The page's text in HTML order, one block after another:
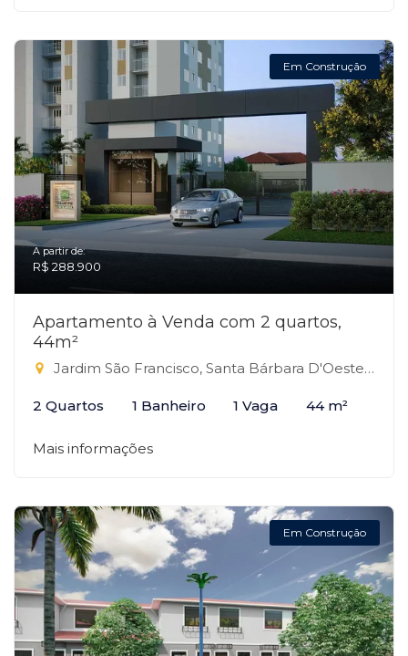
Em Construção
A partir de:
R$ 288.900
Apartamento à Venda com 2 quartos,
44m²
Jardim São Francisco, Santa Bárbara D'Oeste-SP
2 Quartos 1 Banheiro 1 Vaga 44 m²
Mais informações
Em Construção